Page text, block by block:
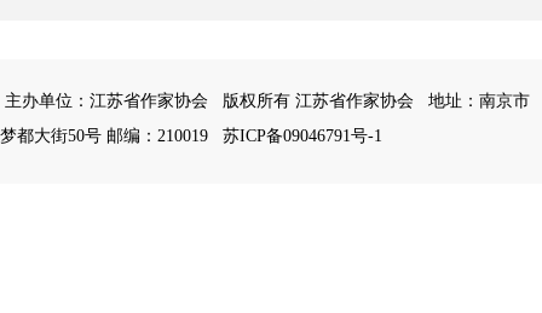
主办单位：江苏省作家协会 版权所有 江苏省作家协会
地址：南京市
梦都大街50号 邮编：210019
苏ICP备09046791号-1